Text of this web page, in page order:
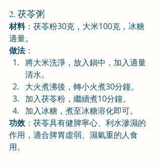
2. 茯苓粥
材料：茯苓粉30克，大米100克，冰糖
適量。
做法：
將大米洗淨，放入鍋中，加入適量
清水。
大火煮沸後，轉小火煮30分鐘。
加入茯苓粉，繼續煮10分鐘。
加入冰糖，煮至冰糖溶化即可。
功效 ：茯苓具有健脾寧心、利水滲濕的
作用，適合脾胃虛弱、濕氣重的人食
用。